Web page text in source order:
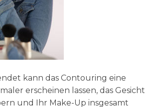
kann das Contouring eine
erscheinen lassen, das Gesicht
und Ihr Make-Up insgesamt